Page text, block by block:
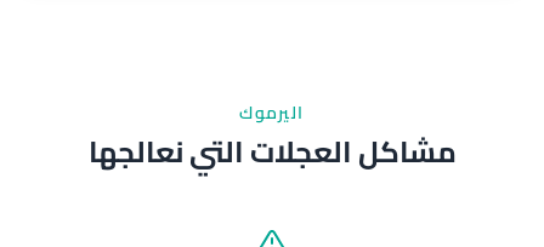
اليرموك
مشاكل العجلات التي نعالجها